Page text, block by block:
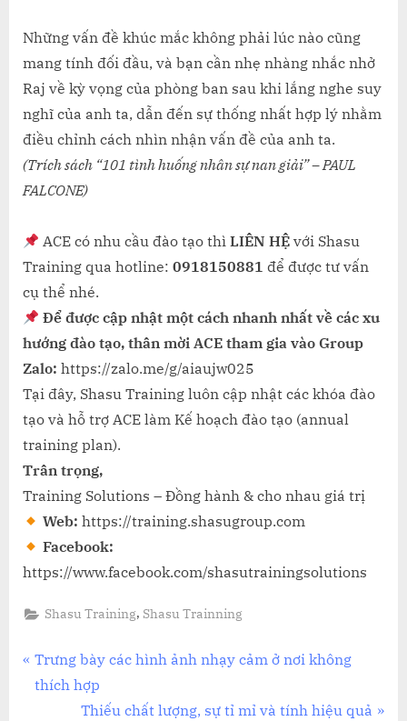
Những vấn đề khúc mắc không phải lúc nào cũng
mang tính đối đầu, và bạn cần nhẹ nhàng nhắc nhở
Raj về kỳ vọng của phòng ban sau khi lắng nghe suy
nghĩ của anh ta, dẫn đến sự thống nhất hợp lý nhằm
điều chỉnh cách nhìn nhận vấn đề của anh ta.
(Trích sách “101 tình huống nhân sự nan giải” – PAUL
FALCONE)
ACE có nhu cầu đào tạo thìLIÊN HỆ với Shasu
Training qua hotline: 0918150881 để được tư vấn
cụ thể nhé.
Để được cập nhật một cách nhanh nhất về các xu
hướng đào tạo, thân mời ACE tham gia vào Group
Zalo: https://zalo.me/g/aiaujw025
Tại đây, Shasu Training luôn cập nhật các khóa đào
tạo và hỗ trợ ACE làm Kế hoạch đào tạo (annual
training plan).
Trân trọng,
Training Solutions – Đồng hành & cho nhau giá trị
Web: https://training.shasugroup.com
Facebook:
https://www.facebook.com/shasutrainingsolutions
Shasu Training, Shasu Trainning
Điều
hướng
P
r
Trưng bày các hình ảnh nhạy cảm ở nơi không
thích hợp
N
Thiếu chất lượng, sự tỉ mỉ và tính hiệu quả